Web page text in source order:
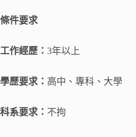
條件要求
工作經歷： 3年以上
學歷要求： 高中、專科、大學
科系要求： 不拘